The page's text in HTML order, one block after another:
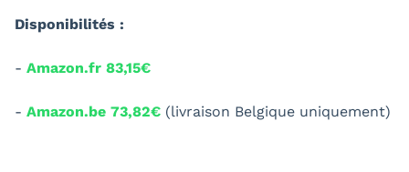
Disponibilités :
- Amazon.fr 83,15€
- Amazon.be 73,82€ (livraison Belgique uniquement)